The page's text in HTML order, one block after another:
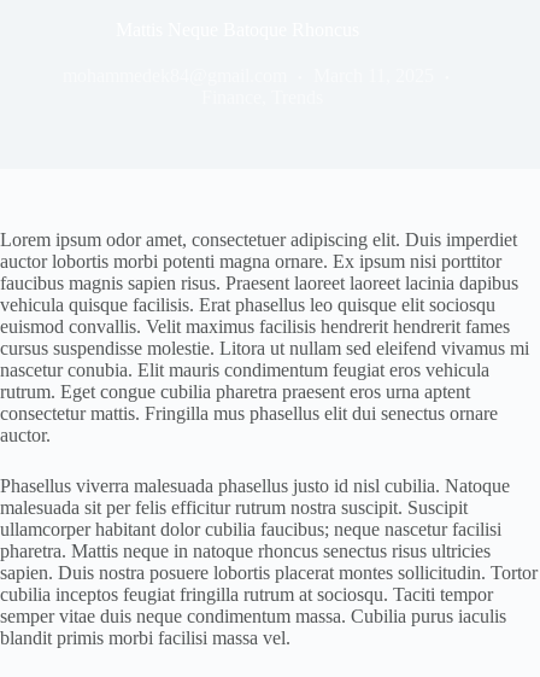
Lorem ipsum odor amet, consectetuer adipiscing elit. Duis imperdiet
auctor lobortis morbi potenti magna ornare. Ex ipsum nisi porttitor
faucibus magnis sapien risus. Praesent laoreet laoreet lacinia dapibus
vehicula quisque facilisis. Erat phasellus leo quisque elit sociosqu
euismod convallis. Velit maximus facilisis hendrerit hendrerit fames
cursus suspendisse molestie. Litora ut nullam sed eleifend vivamus mi
nascetur conubia. Elit mauris condimentum feugiat eros vehicula
rutrum. Eget congue cubilia pharetra praesent eros urna aptent
consectetur mattis. Fringilla mus phasellus elit dui senectus ornare
auctor.
Phasellus viverra malesuada phasellus justo id nisl cubilia. Natoque
malesuada sit per felis efficitur rutrum nostra suscipit. Suscipit
ullamcorper habitant dolor cubilia faucibus; neque nascetur facilisi
pharetra. Mattis neque in natoque rhoncus senectus risus ultricies
sapien. Duis nostra posuere lobortis placerat montes sollicitudin. Tortor
cubilia inceptos feugiat fringilla rutrum at sociosqu. Taciti tempor
semper vitae duis neque condimentum massa. Cubilia purus iaculis
blandit primis morbi facilisi massa vel.